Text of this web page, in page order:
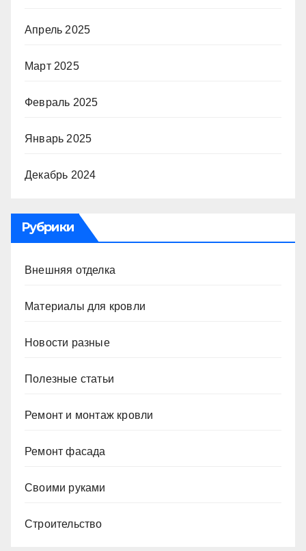
Апрель 2025
Март 2025
Февраль 2025
Январь 2025
Декабрь 2024
Рубрики
Внешняя отделка
Материалы для кровли
Новости разные
Полезные статьи
Ремонт и монтаж кровли
Ремонт фасада
Своими руками
Строительство